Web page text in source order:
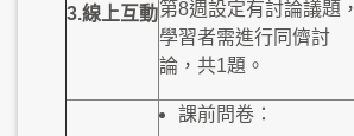
3.線上互動第8週設定有討論議題，
學習者需進行同儕討
論，共1題。
課前問卷：